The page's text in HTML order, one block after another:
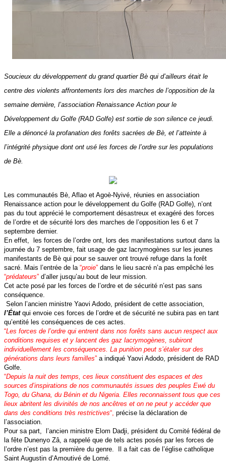
Soucieux du développement du grand quartier Bè qui d’ailleurs était le
centre des violents affrontements lors des marches de l’opposition de la
semaine dernière, l’association Renaissance Action pour le
Développement du Golfe (RAD Golfe) est sortie de son silence ce jeudi.
Elle a dénoncé la profanation des forêts sacrées de Bè, et l’atteinte à
l’intégrité physique dont ont usé les forces de l’ordre sur les populations
de Bè.
Les communautés Bè, Aflao et Agoè-Nyivé, réunies en association
Renaissance action pour le développement du Golfe (RAD Golfe), n’ont
pas du tout apprécié le comportement désastreux et exagéré des forces
de l’ordre et de sécurité lors des marches de l’opposition les 6 et 7
septembre dernier.
En effet, les forces de l’ordre ont, lors des manifestations surtout dans la
journée du 7 septembre, fait usage de gaz lacrymogènes sur les jeunes
manifestants de Bè qui pour se sauver ont trouvé refuge dans la forêt
sacré. Mais l’entrée de la “proie” dans le lieu sacré n’a pas empêché les
“prédateurs” d’aller jusqu’au bout de leur mission.
Cet acte posé par les forces de l’ordre et de sécurité n’est pas sans
conséquence.
Selon l’ancien ministre Yaovi Adodo, président de cette association,
l’Étatqui envoie ces forces de l’ordre et de sécurité ne subira pas en tant
qu’entité les conséquences de ces actes.
“Les forces de l’ordre qui entrent dans nos forêts sans aucun respect aux
conditions requises et y lancent des gaz lacrymogènes, subiront
individuellement les conséquences. La punition peut s’étaler sur des
générations dans leurs familles” a indiqué Yaovi Adodo, président de RAD
Golfe.
“Depuis la nuit des temps, ces lieux constituent des espaces et des
sources d’inspirations de nos communautés issues des peuples Ewé du
Togo, du Ghana, du Bénin et du Nigeria. Elles reconnaissent tous que ces
lieux abritent les divinités de nos ancêtres et on ne peut y accéder que
dans des conditions très restrictives“, précise la déclaration de
l’association.
Pour sa part, l’ancien ministre Elom Dadji, président du Comité fédéral de
la fête Dunenyo Zâ, a rappelé que de tels actes posés par les forces de
l’ordre n’est pas la première du genre. Il a fait cas de l’église catholique
Saint Augustin d’Amoutivé de Lomé.